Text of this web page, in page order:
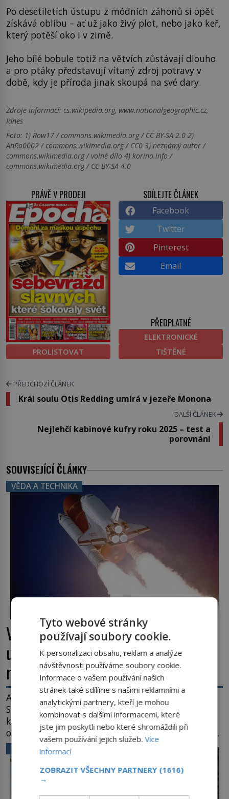
Po desetiletích ústupu z módních záhonů si opět
získává oblibu – ať už jako živý plot, nebo jako keř,
který potěší oko i v zimě.
Jeho bílé bobule totiž na větvích zůstávají dlouho
a pro ptáky představují vítaný zdroj potravy v
době, kdy je příroda jinak skoupá na své dary.
Zdroje informací: cs.wikipedia.org, www.nationalgeographic.cz,
Idnes
Foto: 1) Row17 / commons.wikimedia.org / CC BY-SA 2.0 2)
AnRo0002 / commons.wikimedia.org / CC0 3) neznámý autor /
commons.wikimedia.org / volné dílo 4) korina.info /
commons.wikimedia.org / CC BY-SA 4.0
PRÁVĚ V PRODEJI
PROLISTOVAT
SDÍLEJTE ČLÁNEK
Facebook
Twitter
Pinterest
Email
PŘEDPLATNÉ
ELEKTRONICKÉ
TIŠTĚNÉ
PŘEDCHOZÍ ČLÁNEK
Král soulu Otis Redding umírá v jezeře Monona
DALŠÍ ČLÁNEK
Nejlehčí kabinové kufry roku 2025 – test a
porovnání
SOUVISEJÍCÍ ČLÁNKY
VĚDA A TECHNIKA
Výbuch, muzeum a promenáda v
ulicích. Pět osudů nejslavnějších
raketoplánů
Ani zima nezkazí přítomným slavnostní okamžik.
Se slunečními brýlemi hledí na startující raketu,
která má do vesmíru vynést kromě posádky také
obyčejnou učitelku. Po několika sekundách všem
ztuhnou úsměvy, stroj totiž exploduje. Jejich
konstrukce není z levného kraje, daňové
poplatníky stojí miliardy dolarů. Na druhou stranu
zvládnou jen představitelné věci. Na malé kousky
VĚDA A TECHNIKA
Tyto webové stránky
používají soubory cookie.
K personalizaci obsahu, reklam a analýze
návštěvnosti používáme soubory cookie.
Informace o vašem používání našich
stránek také sdílíme s našimi reklamními a
analytickými partnery, kteří je mohou
kombinovat s dalšími informacemi, které
jste jim poskytli nebo které shromáždili při
vašem používání jejich služeb.Více
informací
ZOBRAZIT VŠECHNY PARTNERY (1616)
→